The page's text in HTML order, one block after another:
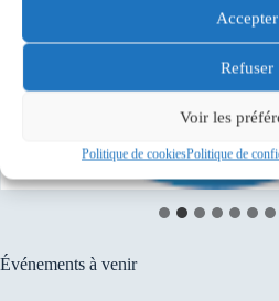
Accepter
Refuser
Voir les
Politique de cookiesPolitique de
Événements à venir